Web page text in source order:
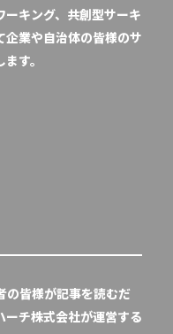
ーキング、共創型サーキ
企業や自治体の皆様のサ
す。
皆様が記事を読むだ
ーチ株式会社が運営する